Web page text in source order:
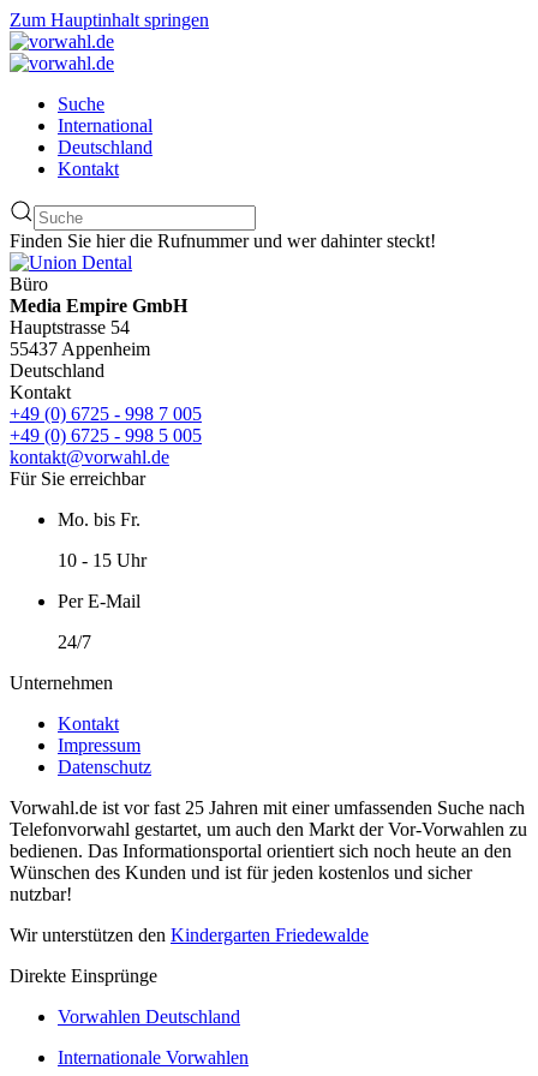
Zum Hauptinhalt springen
Suche
International
Deutschland
Kontakt
Finden Sie hier die Rufnummer und wer dahinter steckt!
Büro
Media Empire GmbH
Hauptstrasse 54
55437 Appenheim
Deutschland
Kontakt
+49 (0) 6725 - 998 7 005
+49 (0) 6725 - 998 5 005
kontakt@vorwahl.de
Für Sie erreichbar
Mo. bis Fr.
10 - 15 Uhr
Per E-Mail
24/7
Unternehmen
Kontakt
Impressum
Datenschutz
Vorwahl.de ist vor fast 25 Jahren mit einer umfassenden Suche nach
Telefonvorwahl gestartet, um auch den Markt der Vor-Vorwahlen zu
bedienen. Das Informationsportal orientiert sich noch heute an den
Wünschen des Kunden und ist für jeden kostenlos und sicher
nutzbar!
Wir unterstützen den Kindergarten Friedewalde
Direkte Einsprünge
Vorwahlen Deutschland
Internationale Vorwahlen